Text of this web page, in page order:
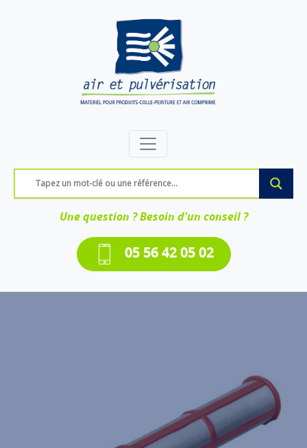
Une question ? Besoin d'un conseil ?
05 56 42 05 02